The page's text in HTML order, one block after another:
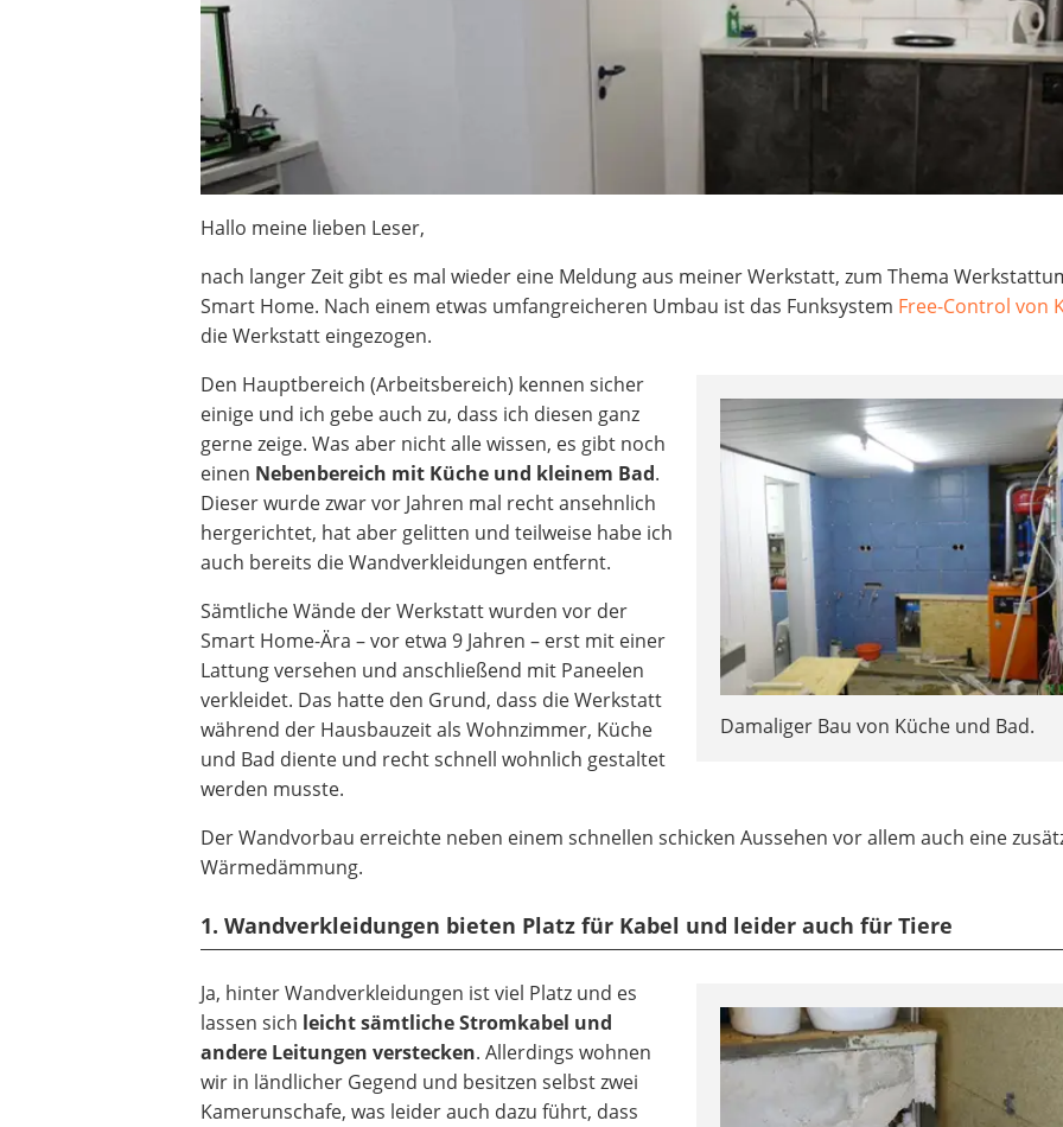
Schraubendreher-Set
Sägekettenschärfgerät
Geschirrspüler 45 cm
Steckdosenradio
Hallo meine lieben Leser,
nach langer Zeit gibt es mal wieder eine Meldung aus meiner Werkstatt, zum Thema
Smart Home. Nach einem etwas umfangreicheren Umbau ist das Funksystem Free-Control von
die Werkstatt eingezogen.
Damaliger Bau von Küche und Bad.
Den Hauptbereich (Arbeitsbereich) kennen sicher
einige und ich gebe auch zu, dass ich diesen ganz
gerne zeige. Was aber nicht alle wissen, es gibt noch
einen Nebenbereich mit Küche und kleinem Bad.
Dieser wurde zwar vor Jahren mal recht ansehnlich
hergerichtet, hat aber gelitten und teilweise habe ich
auch bereits die Wandverkleidungen entfernt.
Sämtliche Wände der Werkstatt wurden vor der
Smart Home-Ära – vor etwa 9 Jahren – erst mit einer
Lattung versehen und anschließend mit Paneelen
verkleidet. Das hatte den Grund, dass die Werkstatt
während der Hausbauzeit als Wohnzimmer, Küche
und Bad diente und recht schnell wohnlich gestaltet
werden musste.
Der Wandvorbau erreichte neben einem schnellen schicken Aussehen vor allem auch eine
Wärmedämmung.
1. Wandverkleidungen bieten Platz für Kabel und leider auch für Tiere
Ja, hinter Wandverkleidungen ist viel Platz und es
lassen sich leicht sämtliche Stromkabel und
andere Leitungen verstecken. Allerdings wohnen
wir in ländlicher Gegend und besitzen selbst zwei
Kamerunschafe, was leider auch dazu führt, dass